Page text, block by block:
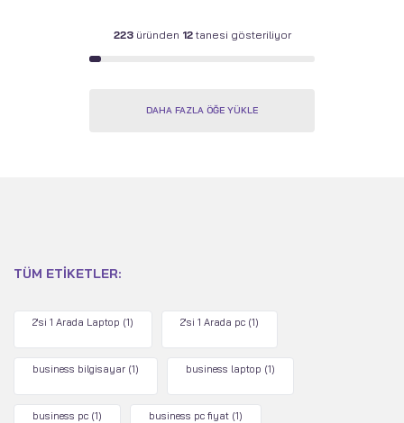
223üründen 12tanesi gösteriliyor
DAHA FAZLA ÖĞE YÜKLE
TÜM ETIKETLER:
2'si 1 Arada Laptop (1) 2'si 1 Arada pc (1)
business bilgisayar (1) business laptop (1)
business pc (1) business pc fiyat (1)